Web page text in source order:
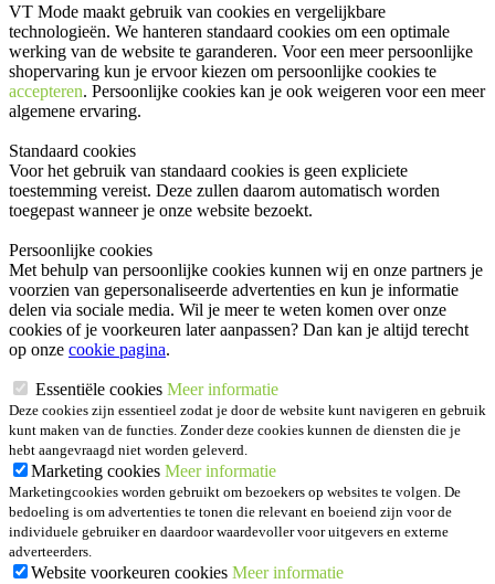
VT Mode maakt gebruik van cookies en vergelijkbare
technologieën. We hanteren standaard cookies om een optimale
werking van de website te garanderen. Voor een meer persoonlijke
shopervaring kun je ervoor kiezen om persoonlijke cookies te
accepteren. Persoonlijke cookies kan je ook weigeren voor een meer
algemene ervaring.
Standaard cookies
Voor het gebruik van standaard cookies is geen expliciete
toestemming vereist. Deze zullen daarom automatisch worden
toegepast wanneer je onze website bezoekt.
Persoonlijke cookies
Met behulp van persoonlijke cookies kunnen wij en onze partners je
voorzien van gepersonaliseerde advertenties en kun je informatie
delen via sociale media. Wil je meer te weten komen over onze
cookies of je voorkeuren later aanpassen? Dan kan je altijd terecht
op onze cookie pagina.
Essentiële cookies Meer informatie
Deze cookies zijn essentieel zodat je door de website kunt navigeren en gebruik
kunt maken van de functies. Zonder deze cookies kunnen de diensten die je
hebt aangevraagd niet worden geleverd.
Marketing cookies Meer informatie
Marketingcookies worden gebruikt om bezoekers op websites te volgen. De
bedoeling is om advertenties te tonen die relevant en boeiend zijn voor de
individuele gebruiker en daardoor waardevoller voor uitgevers en externe
adverteerders.
Website voorkeuren cookies Meer informatie